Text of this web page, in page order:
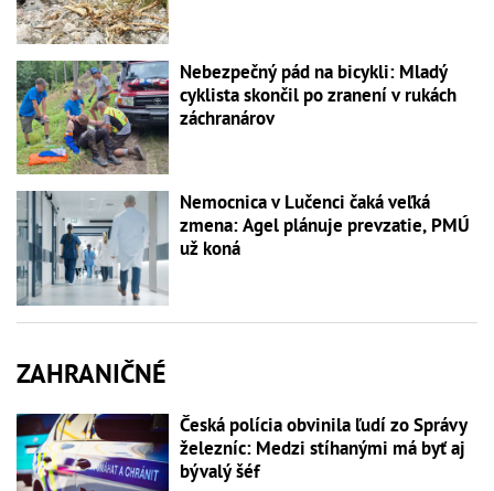
Nebezpečný pád na bicykli: Mladý
cyklista skončil po zranení v rukách
záchranárov
Nemocnica v Lučenci čaká veľká
zmena: Agel plánuje prevzatie, PMÚ
už koná
ZAHRANIČNÉ
Česká polícia obvinila ľudí zo Správy
železníc: Medzi stíhanými má byť aj
bývalý šéf